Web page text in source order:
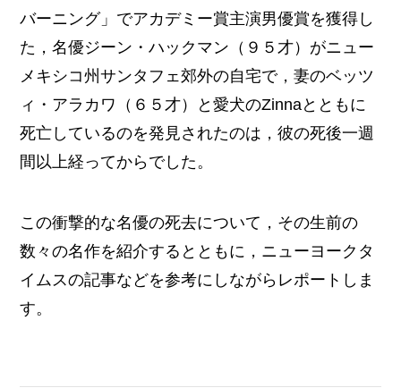
バーニング」でアカデミー賞主演男優賞を獲得し
た，名優ジーン・ハックマン（９５才）がニュー
メキシコ州サンタフェ郊外の自宅で，妻のベッツ
ィ・アラカワ（６５才）と愛犬のZinnaとともに
死亡しているのを発見されたのは，彼の死後一週
間以上経ってからでした。
この衝撃的な名優の死去について，その生前の
数々の名作を紹介するとともに，ニューヨークタ
イムスの記事などを参考にしながらレポートしま
す。